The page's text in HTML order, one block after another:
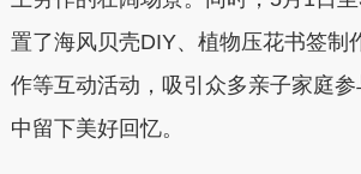
置了海风贝壳DIY、植物压花书签制
作等互动活动，吸引众多亲子家庭
中留下美好回忆。